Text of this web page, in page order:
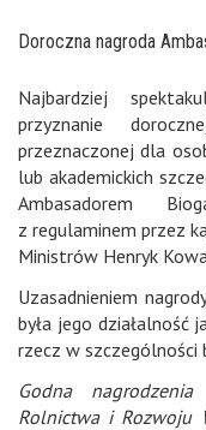
Doroczna nagroda
Najbardziej
przyznanie
przeznaczonej dla
lub akademickich
Ambasadorem
z regulaminem przez
Ministrów Henryk
Uzasadnieniem
była jego
rzecz w szczególności
Godna
Rolnictwa i Rozwoju